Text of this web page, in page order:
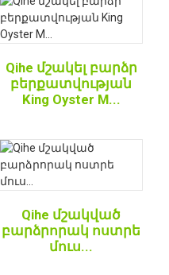
Qihe մշակել բարձր
բերքատվության
King Oyster M...
Qihe մշակված
բարձրորակ ոստրե
մուս...